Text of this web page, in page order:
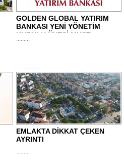
GOLDEN GLOBAL YATIRIM
BANKASI YENİ YÖNETİM
KURULU ÜYESİ MUST..
.........
EMLAKTA DİKKAT ÇEKEN
AYRINTI
.........